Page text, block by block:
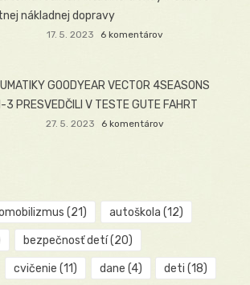
nákladnej dopravy
17. 5. 2023 6 komentárov
GOODYEAR VECTOR 4SEASONS
3 PRESVEDČILI V TESTE GUTE FAHRT
27. 5. 2023 6 komentárov
(21) autoškola (12)
bezpečnosť detí(20)
cvičenie (11) dane (4) deti (18)